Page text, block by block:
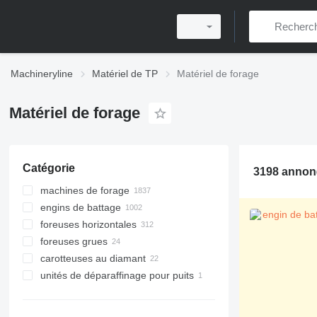
Machineryline Matériel de TP Matériel de forage
Matériel de forage
Catégorie
machines de forage
engins de battage
foreuses horizontales
foreuses grues
carotteuses au diamant
unités de déparaffinage pour puits
3198